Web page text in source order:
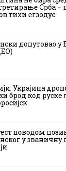
Срба –
тихи егзодус
допутовао у
Украјина
брод код руске
поводом
у званичну